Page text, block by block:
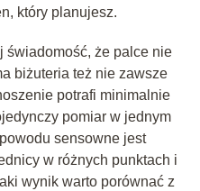
który planujesz.
świadomość, że palce nie
biżuteria też nie zawsze
potrafi minimalnie
pomiar w jednym
sensowne jest
w różnych punktach i
wynik warto porównać z